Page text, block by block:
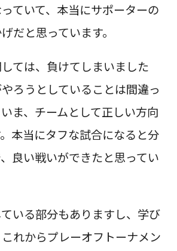
ていて、本当にサポーターの
だと思っています。
ては、負けてしまいました
ろうとしていることは間違っ
ま、チームとして正しい方向
本当にタフな試合になると分
良い戦いができたと思ってい
いる部分もありますし、学び
れからプレーオフトーナメン